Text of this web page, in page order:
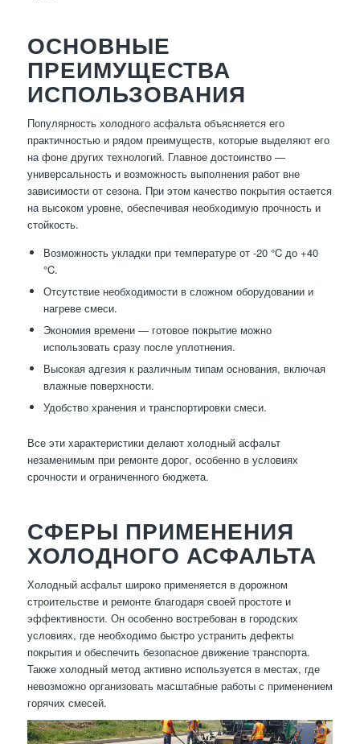
ОСНОВНЫЕ
ПРЕИМУЩЕСТВА
ИСПОЛЬЗОВАНИЯ
Популярность холодного асфальта объясняется его
практичностью и рядом преимуществ, которые выделяют его
на фоне других технологий. Главное достоинство —
универсальность и возможность выполнения работ вне
зависимости от сезона. При этом качество покрытия остается
на высоком уровне, обеспечивая необходимую прочность и
стойкость.
Возможность укладки при температуре от -20 °C до +40
°C.
Отсутствие необходимости в сложном оборудовании и
нагреве смеси.
Экономия времени — готовое покрытие можно
использовать сразу после уплотнения.
Высокая адгезия к различным типам основания, включая
влажные поверхности.
Удобство хранения и транспортировки смеси.
Все эти характеристики делают холодный асфальт
незаменимым при ремонте дорог, особенно в условиях
срочности и ограниченного бюджета.
СФЕРЫ ПРИМЕНЕНИЯ
ХОЛОДНОГО АСФАЛЬТА
Холодный асфальт широко применяется в дорожном
строительстве и ремонте благодаря своей простоте и
эффективности. Он особенно востребован в городских
условиях, где необходимо быстро устранить дефекты
покрытия и обеспечить безопасное движение транспорта.
Также холодный метод активно используется в местах, где
невозможно организовать масштабные работы с применением
горячих смесей.